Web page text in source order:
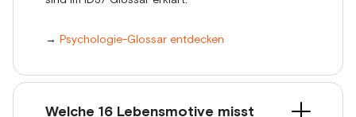
→ Psychologie-Glossar entdecken
Welche 16 Lebensmotive misst